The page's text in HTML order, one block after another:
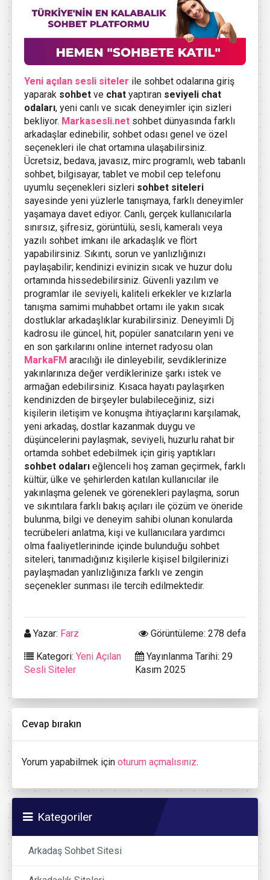
Yeni açılan sesli siteler ile sohbet odalarına giriş
yaparak sohbet ve chat yaptıran seviyeli chat
odaları, yeni canlı ve sıcak deneyimler için sizleri
bekliyor. Markasesli.net sohbet dünyasında farklı
arkadaşlar edinebilir, sohbet odası genel ve özel
seçenekleri ile chat ortamına ulaşabilirsiniz.
Ücretsiz, bedava, javasız, mirc programlı, web tabanlı
sohbet, bilgisayar, tablet ve mobil cep telefonu
uyumlu seçenekleri sizleri sohbet siteleri
sayesinde yeni yüzlerle tanışmaya, farklı deneyimler
yaşamaya davet ediyor. Canlı, gerçek kullanıcılarla
sınırsız, şifresiz, görüntülü, sesli, kameralı veya
yazılı sohbet imkanı ile arkadaşlık ve flört
yapabilirsiniz. Sıkıntı, sorun ve yanlızlığınızı
paylaşabilir; kendinizi evinizin sıcak ve huzur dolu
ortamında hissedebilirsiniz. Güvenli yazılım ve
programlar ile seviyeli, kaliteli erkekler ve kızlarla
tanışma samimi muhabbet ortamı ile yakın sıcak
dostluklar arkadaşlıklar kurabilirsiniz. Deneyimli Dj
kadrosu ile güncel, hit, popüler sanatcıların yeni ve
en son şarkılarını online internet radyosu olan
MarkaFM aracılığı ile dinleyebilir, sevdiklerinize
yakınlarınıza değer verdiklerinize şarkı istek ve
armağan edebilirsiniz. Kısaca hayatı paylaşırken
kendinizden de birşeyler bulabileceğiniz, sizi
kişilerin iletişim ve konuşma ihtiyaçlarını karşılamak,
yeni arkadaş, dostlar kazanmak duygu ve
düşüncelerini paylaşmak, seviyeli, huzurlu rahat bir
ortamda sohbet edebilmek için giriş yaptıkları
sohbet odaları eğlenceli hoş zaman geçirmek, farklı
kültür, ülke ve şehirlerden katılan kullanıcılar ile
yakınlaşma gelenek ve görenekleri paylaşma, sorun
ve sıkıntılara farklı bakış açıları ile çözüm ve öneride
bulunma, bilgi ve deneyim sahibi olunan konularda
tecrübeleri anlatma, kişi ve kullanıcılara yardımcı
olma faaliyetlerininde içinde bulunduğu sohbet
siteleri, tanımadığınız kişilerle kişisel bilgilerinizi
paylaşmadan yanlızlığınıza farklı ve zengin
seçenekler sunması ile tercih edilmektedir.
Yazar: Farz
Görüntüleme: 278 defa
Kategori: Yeni Açılan
Sesli Siteler
Yayınlanma Tarihi: 29
Kasım 2025
Cevap bırakın
Yorum yapabilmek için oturum açmalısınız.
Kategoriler
Arkadaş Sohbet Sitesi